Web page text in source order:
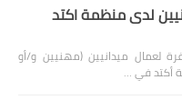
لدى منظمة اكتد
لعمال ميدانيين (مهنيين و/أو
أكتد في …